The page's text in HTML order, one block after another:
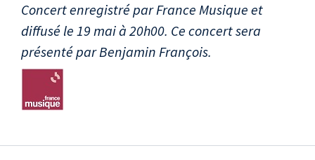
Concert enregistré par France Musique et
diffusé le 19 mai à 20h00. Ce concert sera
présenté par Benjamin François.